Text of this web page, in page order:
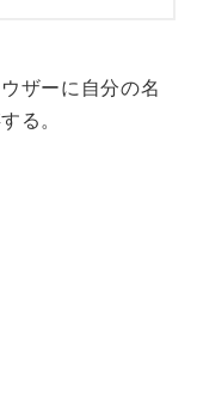
ザーに自分の名
る。